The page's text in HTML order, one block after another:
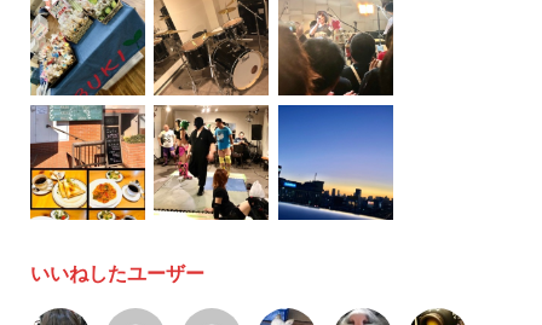
いいねしたユーザー